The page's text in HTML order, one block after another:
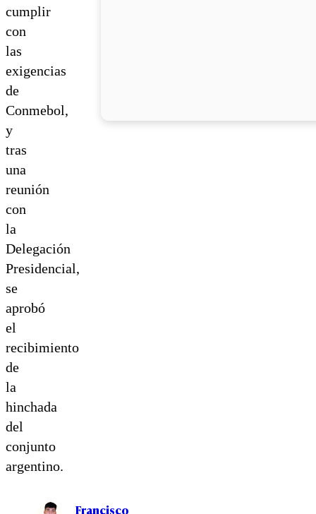
cumplir
con
las
exigencias
de
Conmebol,
y
tras
una
reunión
con
la
Delegación
Presidencial,
se
aprobó
el
recibimiento
de
la
hinchada
del
conjunto
argentino.
Francisco